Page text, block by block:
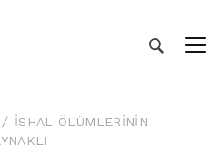
İSHAL ÖLÜMLERİNİN